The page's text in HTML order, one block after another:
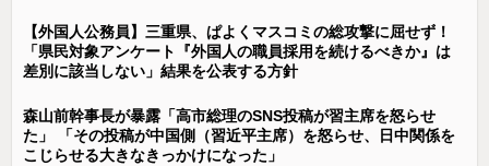
【外国人公務員】三重県、ぱよくマスコミの総攻撃に屈せず！
「県民対象アンケート『外国人の職員採用を続けるべきか』は
差別に該当しない」結果を公表する方針
森山前幹事長が暴露「高市総理のSNS投稿が習主席を怒らせ
た」 「その投稿が中国側（習近平主席）を怒らせ、日中関係を
こじらせる大きなきっかけになった」